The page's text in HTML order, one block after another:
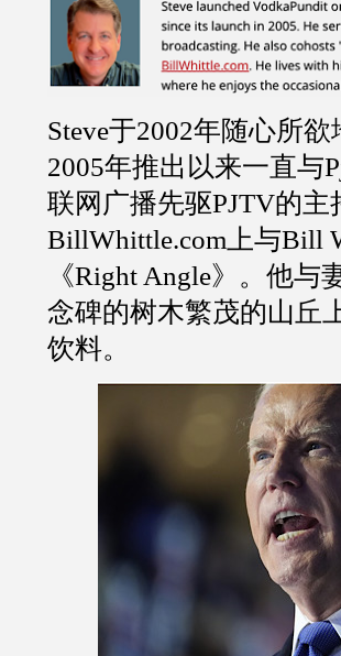
Steve于2002年随心所
2005年推出以来一直与
联网广播先驱PJTV的
BillWhittle.com上与Bill
《Right Angle》。他
念碑的树木繁茂的山丘
饮料。